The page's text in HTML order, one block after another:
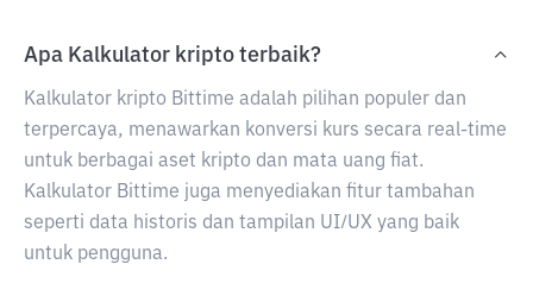
Apa Kalkulator kripto terbaik?
Kalkulator kripto Bittime adalah pilihan populer dan
terpercaya, menawarkan konversi kurs secara real-time
untuk berbagai aset kripto dan mata uang fiat.
Kalkulator Bittime juga menyediakan fitur tambahan
seperti data historis dan tampilan UI/UX yang baik
untuk pengguna.